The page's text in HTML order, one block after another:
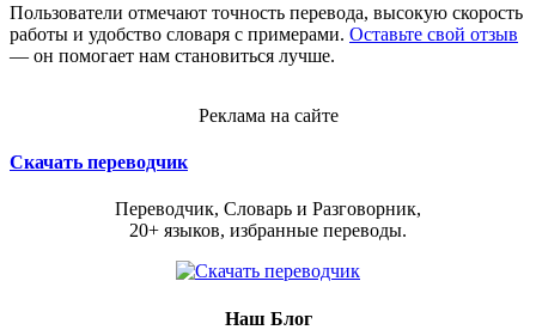
Пользователи отмечают точность перевода, высокую скорость
работы и удобство словаря с примерами. Оставьте свой отзыв
— он помогает нам становиться лучше.
Реклама на сайте
Скачать переводчик
Переводчик, Словарь и Разговорник,
20+ языков, избранные переводы.
Наш Блог